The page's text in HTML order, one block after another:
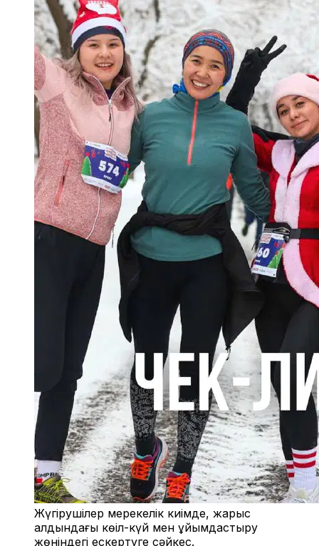
Жүгірушілер мерекелік киімде, жарыс
алдындағы көңіл-күй мен ұйымдастыру
жөніндегі ескертуге сәйкес.